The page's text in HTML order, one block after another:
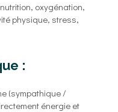
oxygénation,
physique, stress,
:
(sympathique /
énergie et